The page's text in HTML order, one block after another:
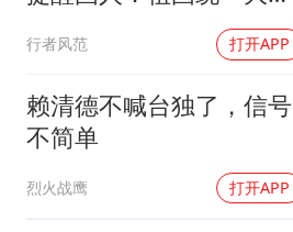
业，终究得靠自己！
行者风范 打开APP
赖清德不喊台独了，信号
不简单
烈火战鹰 打开APP